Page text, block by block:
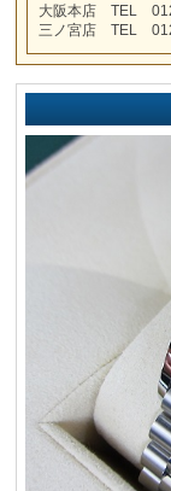
大阪本店 TEL
三ノ宮店 TEL